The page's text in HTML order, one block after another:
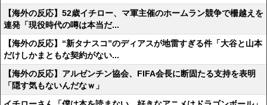
【海外の反応】52歳イチロー、マ軍主催のホームラン競争で柵越えを
連発「現役時代の噂は本当だ...
【海外の反応】“新タナスコ”のディアスが地雷すぎる件「大谷と山本
だけしかまともな契約がない...
【海外の反応】アルゼンチン協会、FIFA会長に断固たる支持を表明
「隠す気もないんだなｗ」